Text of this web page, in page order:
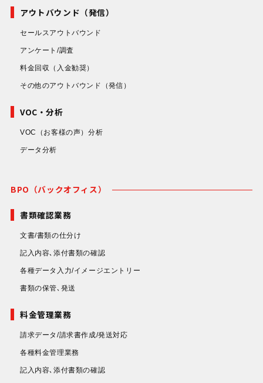
アウトバウンド（発信）
セールスアウトバウンド
アンケート/調査
料金回収 （入金勧奨）
その他のアウトバウンド （発信）
VOC・分析
VOC（お客様の声）分析
データ分析
BPO（バックオフィス）
書類確認業務
文書/書類の仕分け
記入内容､添付書類の確認
各種データ入力/イメージエントリー
書類の保管､発送
料金管理業務
請求データ/請求書作成/発送対応
各種料金管理業務
記入内容､添付書類の確認